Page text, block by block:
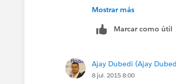
Manoj
	}
Mostrar más
Marcar como útil
Ajay Dubedi (Ajay
8 jul. 2015 8:00